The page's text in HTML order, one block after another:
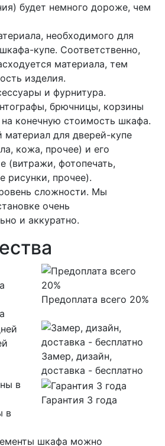
будет немного дороже, чем
необходимого для
купе. Соответственно,
материала, тем
изделия.
и фурнитура.
брючницы, корзины
конечную стоимость шкафа.
материал для дверей-купе
кожа, прочее) и его
(витражи, фотопечать,
рисунки, прочее).
сложности. Мы
очень
и аккуратно.
Предоплата всего 20%
Замер, дизайн,
доставка - бесплатно
в
Гарантия 3 года
шкафа можно